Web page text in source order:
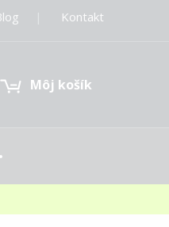
Kontakt
Môj košík